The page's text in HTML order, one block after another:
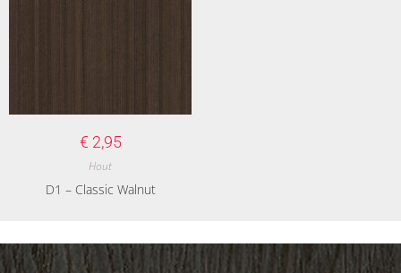
€ 2,95
Hout
D1 – Classic Walnut